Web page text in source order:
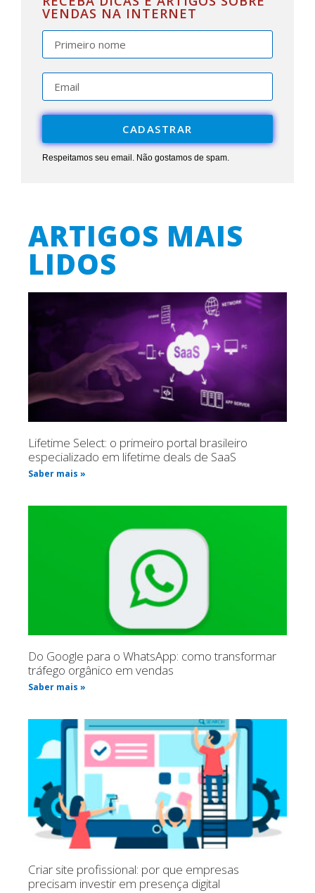
VENDAS NA INTERNET
CADASTRAR
Respeitamos seu email. Não gostamos de spam.
ARTIGOS MAIS
LIDOS
Lifetime Select: o primeiro portal brasileiro
especializado em lifetime deals de SaaS
Saber mais »
Do Google para o WhatsApp: como transformar
tráfego orgânico em vendas
Saber mais »
Criar site profissional: por que empresas
precisam investir em presença digital